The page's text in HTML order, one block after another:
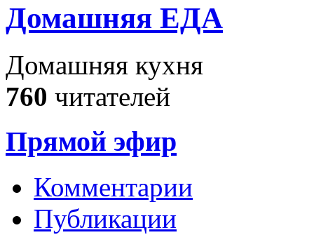
Домашняя ЕДА
Домашняя кухня
760 читателей
Прямой эфир
Комментарии
Публикации